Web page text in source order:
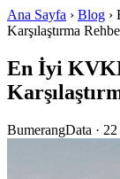
Ana Sayfa › Blog ›
Karşılaştırma
En İyi
BumerangData ·